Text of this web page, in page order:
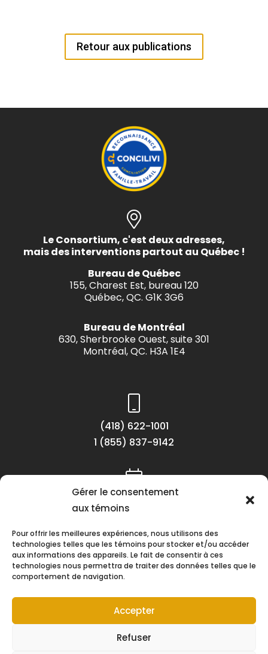
Gérer le consentement
aux témoins
Pour offrir les meilleures expériences, nous utilisons des
technologies telles que les témoins pour stocker et/ou accéder
aux informations des appareils. Le fait de consentir à ces
technologies nous permettra de traiter des données telles que le
comportement de navigation.
Accepter
Refuser
Retour aux publications
Le Consortium, c'est deux adresses,
mais des interventions partout au Québec !
Bureau de Québec
155, Charest Est, bureau 120
Québec, QC. G1K 3G6
Bureau de Montréal
630, Sherbrooke Ouest, suite 301
Montréal, QC. H3A 1E4
(418) 622-1001
1 (855) 837-9142
Lundi au vendredi
Suivez-nous !